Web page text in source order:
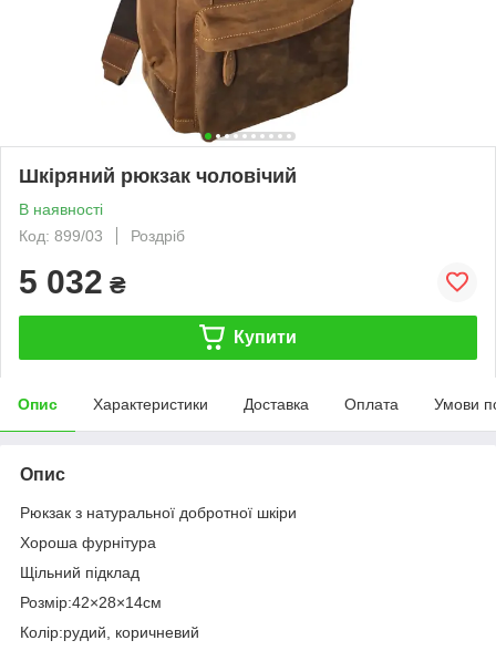
Шкіряний рюкзак чоловічий
В наявності
Код: 899/03
Роздріб
5 032 ₴
Купити
Опис Характеристики Доставка Оплата Умови
Опис
Рюкзак з натуральної добротної шкіри
Хороша фурнітура
Щільний підклад
Розмір:42×28×14см
Колір:рудий, коричневий